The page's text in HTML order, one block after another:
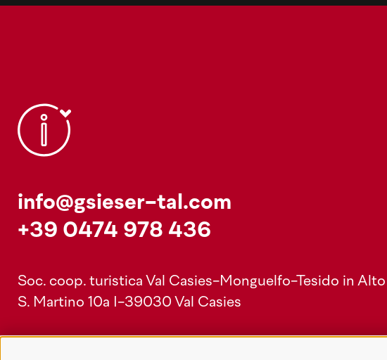
info@gsieser-tal.com
+39 0474 978 436
Soc. coop. turistica Val Casies-Monguelfo-Tesido in
S. Martino 10a I-39030 Val Casies